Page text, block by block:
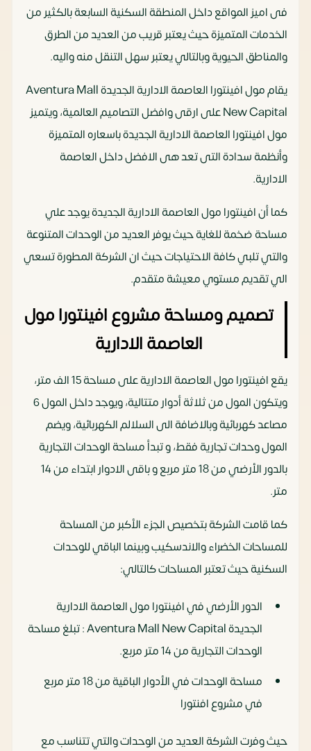
فى اميز المواقع داخل المنطقة السكنية السابعة بالكثير من
الخدمات المتميزة حيث يعتبر قريب من العديد من الطرق
والمناطق الحيوية وبالتالي يعتبر سهل التنقل منه واليه.
يقام مول افينتورا العاصمة الادارية الجديدة Aventura Mall
New Capital على ارقى وافضل التصاميم العالمية، ويتميز
مول افينتورا العاصمة الادارية الجديدة باسعاره المتميزة
وأنظمة سدادة التى تعد هى الافضل داخل العاصمة
الادارية.
كما أن افينتورا مول العاصمة الادارية الجديدة يوجد علي
مساحة ضخمة للغاية حيث يوفر العديد من الوحدات المتنوعة
والتي تلبي كافة الاحتياجات حيث ان الشركة المطورة تسعي
الي تقديم مستوي معيشة متقدم.
تصميم ومساحة مشروع افينتورا مول
العاصمة الادارية
يقع افينتورا مول العاصمة الادارية على مساحة 15 الف متر،
ويتكون المول من ثلاثة أدوار متتالية، ويوجد داخل المول 6
مصاعد كهربائية وبالاضافة الى السلالم الكهربائية، ويضم
المول وحدات تجارية فقط، و تبدأ مساحة الوحدات التجارية
بالدور الأرضي من 18 متر مربع و باقى الادوار ابتداء من 14
متر.
كما قامت الشركة بتخصيص الجزء الأكبر من المساحة
للمساحات الخضراء والاندسكيب وبينما الباقي للوحدات
السكنية حيث تعتبر المساحات كالتالي:
الدور الأرضي في افينتورا مول العاصمة الادارية
الجديدة Aventura Mall New Capital : تبلغ مساحة
الوحدات التجارية من 14 متر مربع.
مساحة الوحدات في الأدوار الباقية من 18 متر مربع
في مشروع افنتورا
حيث وفرت الشركة العديد من الوحدات والتي تتناسب مع